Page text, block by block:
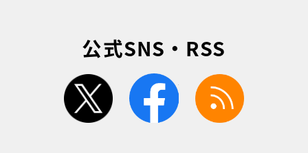
公式SNS・RSS
twitter facebook